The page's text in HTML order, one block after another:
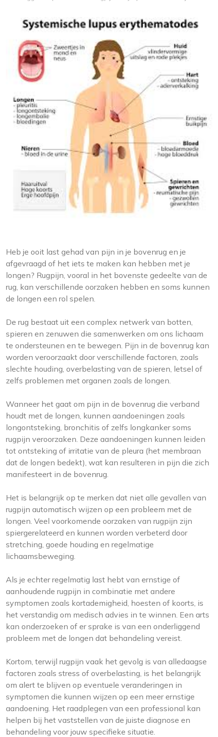
Heb je ooit last gehad van pijn in je bovenrug en je
afgevraagd of het iets te maken kan hebben met je
longen? Rugpijn, vooral in het bovenste gedeelte van de
rug, kan verschillende oorzaken hebben en soms kunnen
de longen een rol spelen.
De rug bestaat uit een complex netwerk van botten,
spieren en zenuwen die samenwerken om ons lichaam
te ondersteunen en te bewegen. Pijn in de bovenrug kan
worden veroorzaakt door verschillende factoren, zoals
slechte houding, overbelasting van de spieren, letsel of
zelfs problemen met organen zoals de longen.
Wanneer het gaat om pijn in de bovenrug die verband
houdt met de longen, kunnen aandoeningen zoals
longontsteking, bronchitis of zelfs longkanker soms
rugpijn veroorzaken. Deze aandoeningen kunnen leiden
tot ontsteking of irritatie van de pleura (het membraan
dat de longen bedekt), wat kan resulteren in pijn die zich
manifesteert in de bovenrug.
Het is belangrijk op te merken dat niet alle gevallen van
rugpijn automatisch wijzen op een probleem met de
longen. Veel voorkomende oorzaken van rugpijn zijn
spiergerelateerd en kunnen worden verbeterd door
stretching, goede houding en regelmatige
lichaamsbeweging.
Als je echter regelmatig last hebt van ernstige of
aanhoudende rugpijn in combinatie met andere
symptomen zoals kortademigheid, hoesten of koorts, is
het verstandig om medisch advies in te winnen. Een arts
kan onderzoeken of er sprake is van een onderliggend
probleem met de longen dat behandeling vereist.
Kortom, terwijl rugpijn vaak het gevolg is van alledaagse
factoren zoals stress of overbelasting, is het belangrijk
om alert te blijven op eventuele veranderingen in
symptomen die kunnen wijzen op een meer ernstige
aandoening. Het raadplegen van een professional kan
helpen bij het vaststellen van de juiste diagnose en
behandeling voor jouw specifieke situatie.